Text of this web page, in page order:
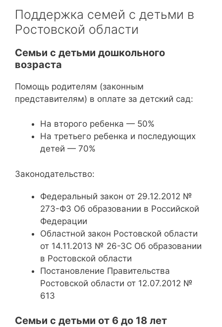
Поддержка семей с детьми в
Ростовской области
Семьи с детьми дошкольного
возраста
Помощь родителям (законным
представителям) в оплате за детский сад:
На второго ребенка — 50%
На третьего ребенка и последующих
детей — 70%
Законодательство:
Федеральный закон от 29.12.2012 №
273-ФЗ Об образовании в Российской
Федерации
Областной закон Ростовской области
от 14.11.2013 № 26-ЗС Об образовании
в Ростовской области
Постановление Правительства
Ростовской области от 12.07.2012 №
613
Семьи с детьми от 6 до 18 лет